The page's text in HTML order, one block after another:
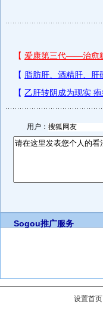
用户：
Sogou推广服务
设置首页